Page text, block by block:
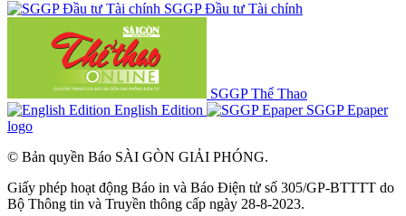
SGGP Đầu tư Tài chính
SGGP Thể Thao
English Edition
SGGP Epaper
logo
© Bản quyền Báo SÀI GÒN GIẢI PHÓNG.
Giấy phép hoạt động Báo in và Báo Điện tử số 305/GP-BTTTT do
Bộ Thông tin và Truyền thông cấp ngày 28-8-2023.